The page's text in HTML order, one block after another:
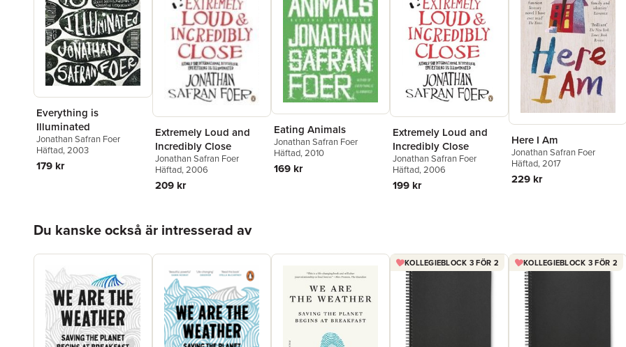
Everything is
Illuminated
Jonathan Safran Foer
Häftad, 2003
179 kr
Extremely Loud and
Incredibly Close
Jonathan Safran Foer
Häftad, 2006
209 kr
Eating Animals
Jonathan Safran Foer
Häftad, 2010
169 kr
Extremely Loud and
Incredibly Close
Jonathan Safran Foer
Häftad, 2006
199 kr
Here I Am
Jonathan Safran Foer
Häftad, 2017
229 kr
Du kanske också är intresserad av
KOLLEGIEBLOCK 3 FÖR 2 KOLLEGIEBLOCK 3 FÖR 2